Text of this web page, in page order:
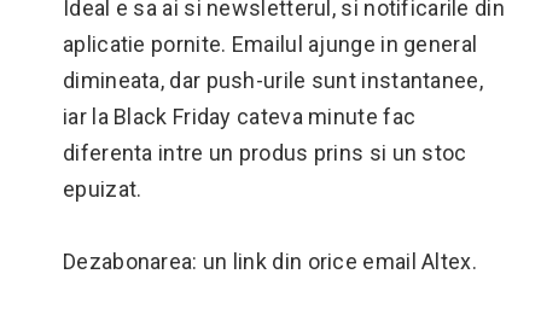
Ideal e sa ai si newsletterul, si notificarile din
aplicatie pornite. Emailul ajunge in general
dimineata, dar push-urile sunt instantanee,
iar la Black Friday cateva minute fac
diferenta intre un produs prins si un stoc
epuizat.
Dezabonarea: un link din orice email Altex.